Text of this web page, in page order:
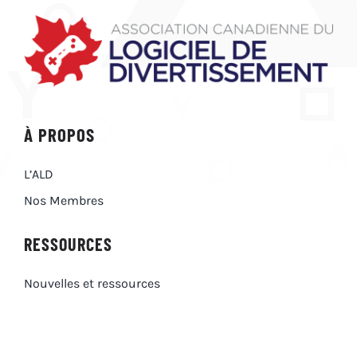
À PROPOS
L’ALD
Nos Membres
RESSOURCES
Nouvelles et ressources